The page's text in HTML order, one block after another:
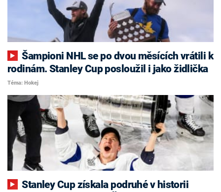
Šampioni NHL se po dvou měsících vrátili k
rodinám. Stanley Cup posloužil i jako židlička
Téma: Hokej
Stanley Cup získala podruhé v historii